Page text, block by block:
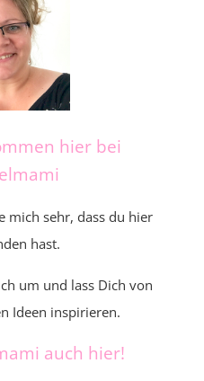
hier bei
mich sehr, dass du hier
hast.
um und lass Dich von
Ideen inspirieren.
auch hier!